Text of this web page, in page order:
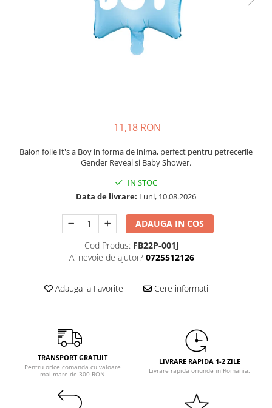
Petrecere Super Mario
Petrecere LOL Surprise
Petrecere Lovely Swan
Petrecere Minnie Mouse
Petrecere Printese Disney
Petreceri Adulti
Pastel Party
Petrecere Disco
Petrecere Tropicala
Summer Party
Petrecere Majorat
Petrecere 40 Ani
11,18 RON
Balon folie It's a Boy in forma de inima, perfect pentru petrecerile
Gender Reveal si Baby Shower.
IN STOC
Data de livrare: Luni, 10.08.2026
ADAUGA IN COS
Cod Produs: FB22P-001J
Ai nevoie de ajutor? 0725512126
Adauga la Favorite Cere informatii
TRANSPORT GRATUIT
Pentru orice comanda cu valoare
mai mare de 300 RON
LIVRARE RAPIDA 1-2 ZILE
Livrare rapida oriunde in Romania.